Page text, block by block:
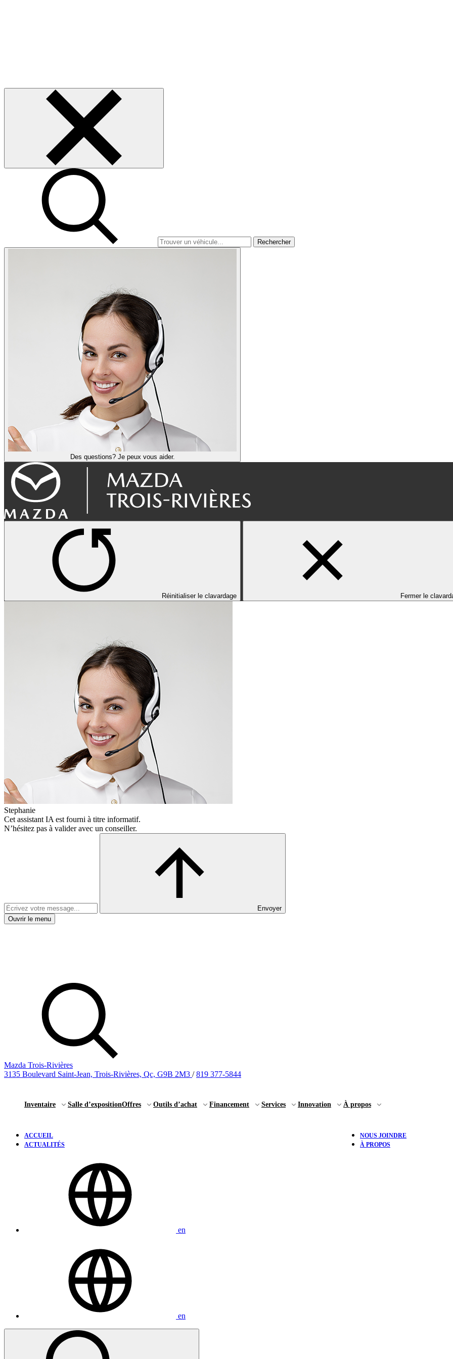
Rechercher
Des questions? Je peux vous aider.
Réinitialiser le clavardage Fermer le
Stephanie
Cet assistant IA est fourni à titre informatif.
N’hésitez pas à valider avec un conseiller.
Envoyer
Ouvrir le menu
Mazda Trois-Rivières
3135 Boulevard Saint-Jean, Trois-Rivières, Qc, G9B 2M3 / 819 377-5844
Inventaire Salle d’expositionOffres Outils d’achat Financement Services Innovation À propos
ACCUEIL
NOUS JOINDRE
ACTUALITÉS
À PROPOS
en
en